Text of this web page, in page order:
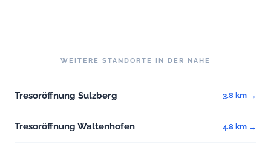
WEITERE STANDORTE IN DER NÄHE
Tresoröffnung Sulzberg 3.8 km →
Tresoröffnung Waltenhofen 4.8 km →